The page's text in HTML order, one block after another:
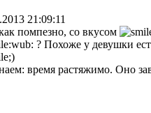
21:09:11
помпезно, со вкусом
? Похоже у девушки
время растяжимо. Оно